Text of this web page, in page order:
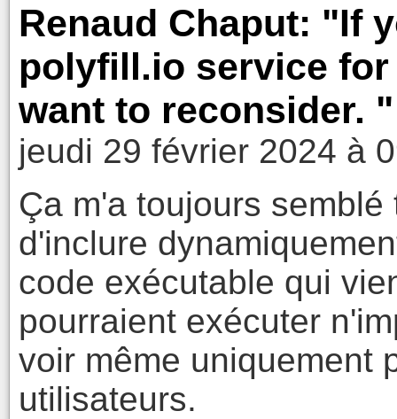
Renaud Chaput: "If
polyfill.io service
want to reconsider.
jeudi 29 février 2024 à
Ça m'a toujours
d'inclure
code exécutable qui
pourraient exécuter
voir même uniquement
utilisateurs.